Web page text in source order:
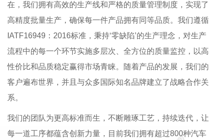
在，我们拥有高效的生产线和严格的质量管理制度，实现了
高精度批量生产，确保每一件产品拥有同等品质。我们遵循
IATF16949：2016标准，秉持‘零缺陷’的生产理念，对生产
流程中的每一个环节实施多层次、全方位的质量监控，以高
性价比和品质稳定赢得市场青睐。随着产品的发展，我们的
客户遍布世界，并且与众多国际知名品牌建立了战略合作关
系。
我们的团队为更高标准而生，不断雕琢工艺，持续迭代，让
每一道工序都蕴含创新力量，目前我们拥有超过800种汽车